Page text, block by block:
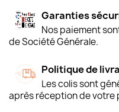
Garanties
Nos paiement
de Société Générale.
Politique de
Les colis sont
après réception de votre